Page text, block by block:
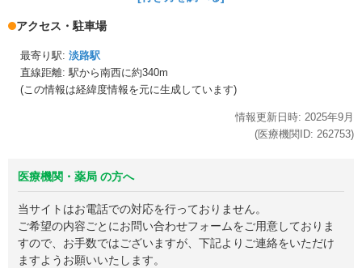
アクセス・駐車場
最寄り駅: 淡路駅
直線距離: 駅から南西に約340m
(この情報は経緯度情報を元に生成しています)
情報更新日時: 2025年9月
(医療機関ID: 262753)
医療機関・薬局 の方へ
当サイトはお電話での対応を行っておりません。
ご希望の内容ごとにお問い合わせフォームをご用意しておりま
すので、お手数ではございますが、下記よりご連絡をいただけ
ますようお願いいたします。